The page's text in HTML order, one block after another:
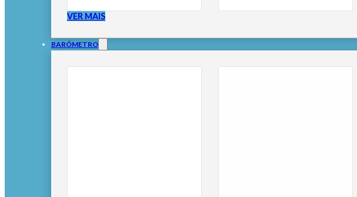
VER MAIS
BARÓMETRO